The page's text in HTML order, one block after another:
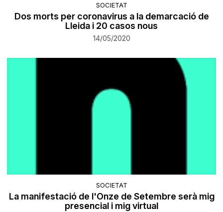
SOCIETAT
Dos morts per coronavirus a la demarcació de
Lleida i 20 casos nous
14/05/2020
SOCIETAT
La manifestació de l'Onze de Setembre serà mig
presencial i mig virtual